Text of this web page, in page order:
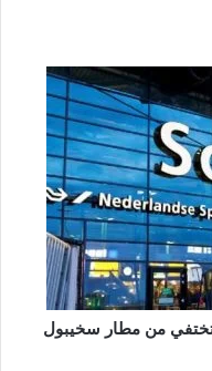
5 ملايين يورو تختفي من مطار سخيبول